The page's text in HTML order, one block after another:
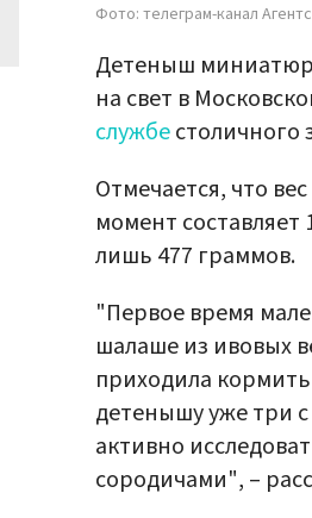
Фото: телеграм-канал
Детеныш
на свет в
службестоличного
Отмечается, что
момент
лишь 477 граммов.
"Первое время
шалаше из ивовых
приходила
детенышу уже три
активно
сородичами", –